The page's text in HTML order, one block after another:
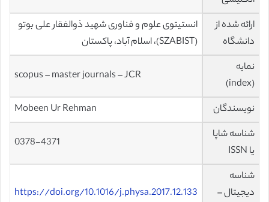
ارائه شده از
دانشگاه
انستیتوی علوم و فناوری شهید ذوالفقار علی بوتو
(SZABIST)، اسلام آباد، پاکستان
نمایه
(index)
scopus – master journals – JCR
نویسندگان
Mobeen Ur Rehman
شناسه شاپا
یا ISSN
0378-4371
شناسه
دیجیتال –
https://doi.org/10.1016/j.physa.2017.12.133